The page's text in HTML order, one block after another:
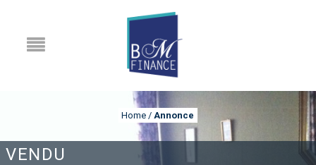
VENDU
Home / Annonce